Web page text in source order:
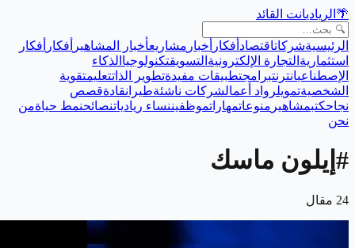
🌴 الرياديانت القائد
الرئيسيةشركاتاقتصاد أفكار أخبار مشاريعأخبار المشاهير أفكار أفكار
استثمارية التجارة الإلكترونية التسويقتكنولوجيا الذكاء
الإصطناعيانترنتبرامجتطبيقات مفيدةتطوير الذاتتعليمتقوية
الشخصيةتمويلرواد أعمالشركات ناشئةطيرانقادةقصص
نجاحكتبمشاهير منوعاتمهاراتموظفيننساء ريادياتنصائحنمط حياةمن
نحن
# إيلون ماسك
24 مقال